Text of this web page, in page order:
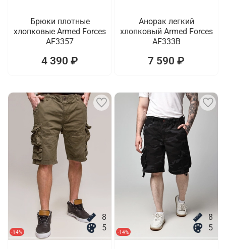
Брюки плотные
хлопковые Armed Forces
AF3357
4 390 ₽
Анорак легкий
хлопковый Armed Forces
AF333B
7 590 ₽
-14%
8
5
-14%
8
5